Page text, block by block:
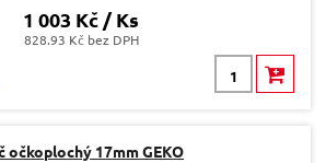
1 003 Kč / Ks
828.93 Kč bez DPH
očkoplochý 17mm GEKO